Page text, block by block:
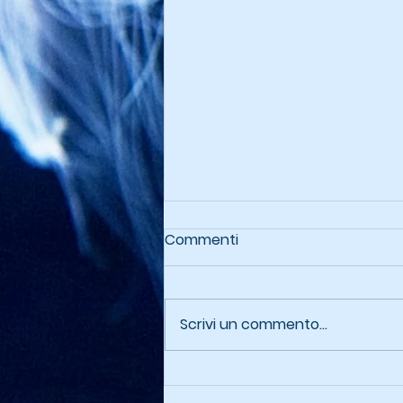
Artico Siberiano
Commenti
Scrivi un commento...